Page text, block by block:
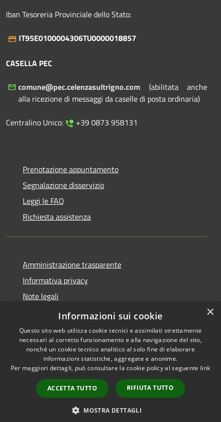
Iban Tesoreria Provinciale dello Stato:
IT95E0100004306TU0000018857
CASELLA PEC
comune@pec.celenzasultrigno.com (abilitata anche
alla ricezione di messaggi da caselle di posta ordinaria)
Centralino Unico:
+39 0873 958131
Prenotazione appuntamento
Segnalazione disservizio
Leggi le FAQ
Richiesta assistenza
Amministrazione trasparente
Informativa privacy
Note legali
Dichiarazione di accessibilità
Accessibilità
Copyright © 2026 • Comune di
Celenza sul Trigno • Powered
byMunicipium
Accesso
redazione
×
Informazioni sui cookie
Questo sito web utilizza cookie tecnici e assimilati strettamente
necessari al corretto funzionamento e alla navigazione del sito,
nonché un cookie tecnico analitico al solo fine di elaborare
informazioni statistiche, aggregate e anonime.
Per maggiori dettagli, può consultare la cookie policy al seguente link
ACCETTA TUTTO RIFIUTA TUTTO
MOSTRA DETTAGLI